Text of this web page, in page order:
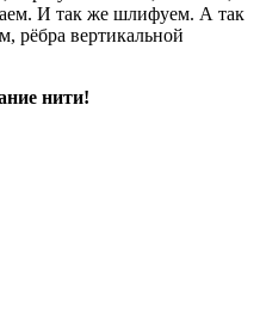
И так же шлифуем. А так
рёбра вертикальной
нити!